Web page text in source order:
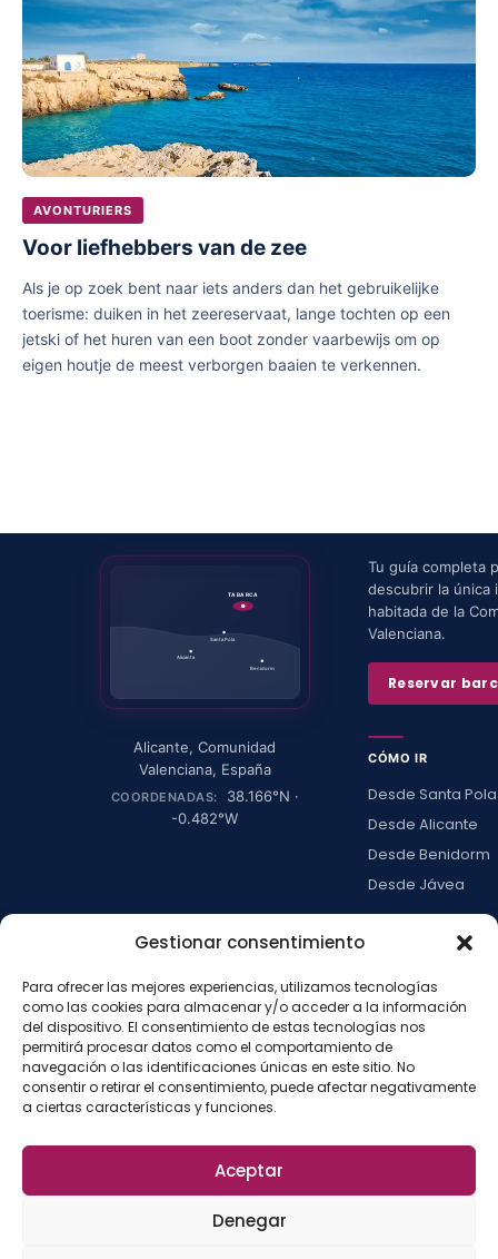
Gestionar consentimiento
Para ofrecer las mejores experiencias, utilizamos tecnologías
como las cookies para almacenar y/o acceder a la información
del dispositivo. El consentimiento de estas tecnologías nos
permitirá procesar datos como el comportamiento de
navegación o las identificaciones únicas en este sitio. No
consentir o retirar el consentimiento, puede afectar negativamente
a ciertas características y funciones.
Aceptar
Denegar
AVONTURIERS
Voor liefhebbers van de zee
Als je op zoek bent naar iets anders dan het gebruikelijke
toerisme: duiken in het zeereservaat, lange tochten op een
jetski of het huren van een boot zonder vaarbewijs om op
eigen houtje de meest verborgen baaien te verkennen.
TABARCA
Santa Pola
Alicante
Benidorm
Alicante,Comunidad
Valenciana, España
COORDENADAS: 38.166°N ·
-0.482°W
Tu guía completa
descubrir la única
habitada de la
Valenciana.
Reservar
CÓMO IR
Desde Santa Pola
Desde Alicante
Desde Benidorm
Desde Jávea
LA ISLA
Actividades
Blog
Con niños
Press kit
©2026La Isla de
Aviso legal·Privacidad·Cookies·
Configurar cookies